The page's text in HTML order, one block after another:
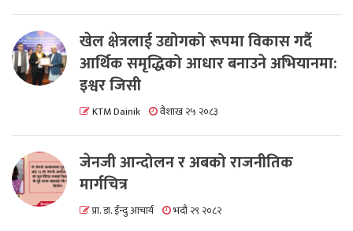
खेल क्षेत्रलाई उद्योगको रूपमा विकास गर्दै
आर्थिक समृद्धिको आधार बनाउने अभियानमा:
इश्वर जिसी
KTM Dainik वैशाख २५ २०८३
जेनजी आन्दोलन र अबको राजनीतिक
मार्गचित्र
प्रा. डा. ईन्दु आचार्य भदौ २९ २०८२